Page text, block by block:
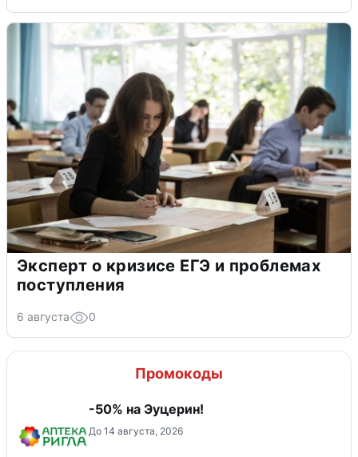
Эксперт о кризисе ЕГЭ и проблемах
поступления
6 августа 0
Промокоды
-50% на Эуцерин!
До 14 августа, 2026